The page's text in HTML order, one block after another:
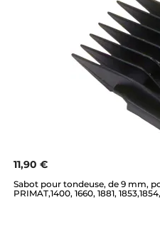
11,90 €
Sabot pour tondeuse, de 9 mm,
PRIMAT,1400, 1660, 1881,